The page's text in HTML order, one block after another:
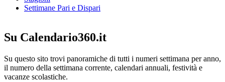
Settimane Pari e Dispari
Su Calendario360.it
Su questo sito trovi panoramiche di tutti i numeri settimana per anno,
il numero della settimana corrente, calendari annuali, festività e
vacanze scolastiche.